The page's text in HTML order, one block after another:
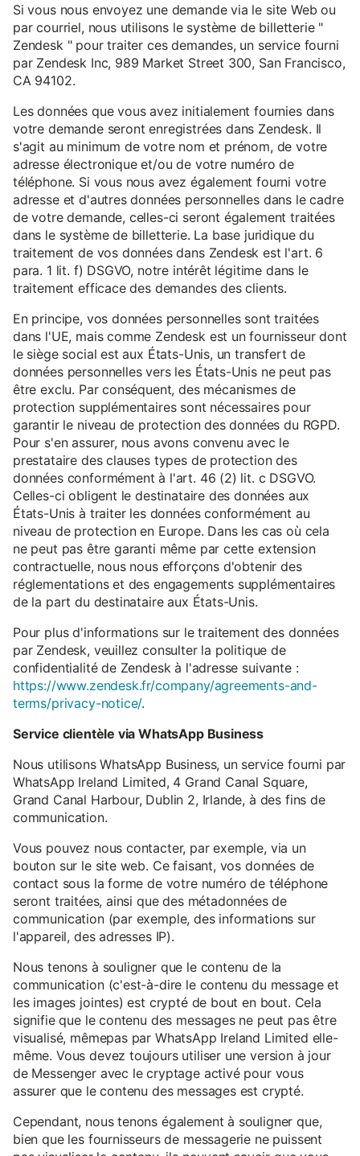
Si vous nous envoyez une demande via le site Web ou
par courriel, nous utilisons le système de billetterie "
Zendesk " pour traiter ces demandes, un service fourni
par Zendesk Inc, 989 Market Street 300, San Francisco,
CA 94102.
Les données que vous avez initialement fournies dans
votre demande seront enregistrées dans Zendesk. Il
s'agit au minimum de votre nom et prénom, de votre
adresse électronique et/ou de votre numéro de
téléphone. Si vous nous avez également fourni votre
adresse et d'autres données personnelles dans le cadre
de votre demande, celles-ci seront également traitées
dans le système de billetterie. La base juridique du
traitement de vos données dans Zendesk est l'art. 6
para. 1 lit. f) DSGVO, notre intérêt légitime dans le
traitement efficace des demandes des clients.
En principe, vos données personnelles sont traitées
dans l'UE, mais comme Zendesk est un fournisseur dont
le siège social est aux États-Unis, un transfert de
données personnelles vers les États-Unis ne peut pas
être exclu. Par conséquent, des mécanismes de
protection supplémentaires sont nécessaires pour
garantir le niveau de protection des données du RGPD.
Pour s'en assurer, nous avons convenu avec le
prestataire des clauses types de protection des
données conformément à l'art. 46 (2) lit. c DSGVO.
Celles-ci obligent le destinataire des données aux
États-Unis à traiter les données conformément au
niveau de protection en Europe. Dans les cas où cela
ne peut pas être garanti même par cette extension
contractuelle, nous nous efforçons d'obtenir des
réglementations et des engagements supplémentaires
de la part du destinataire aux États-Unis.
Pour plus d'informations sur le traitement des données
par Zendesk, veuillez consulter la politique de
confidentialité de Zendesk à l'adresse suivante :
https://www.zendesk.fr/company/agreements-and-
terms/privacy-notice/.
Service clientèle via WhatsApp Business
Nous utilisons WhatsApp Business, un service fourni par
WhatsApp Ireland Limited, 4 Grand Canal Square,
Grand Canal Harbour, Dublin 2, Irlande, à des fins de
communication.
Vous pouvez nous contacter, par exemple, via un
bouton sur le site web. Ce faisant, vos données de
contact sous la forme de votre numéro de téléphone
seront traitées, ainsi que des métadonnées de
communication (par exemple, des informations sur
l'appareil, des adresses IP).
Nous tenons à souligner que le contenu de la
communication (c'est-à-dire le contenu du message et
les images jointes) est crypté de bout en bout. Cela
signifie que le contenu des messages ne peut pas être
visualisé, mêmepas par WhatsApp Ireland Limited elle-
même. Vous devez toujours utiliser une version à jour
de Messenger avec le cryptage activé pour vous
assurer que le contenu des messages est crypté.
Cependant, nous tenons également à souligner que,
bien que les fournisseurs de messagerie ne puissent